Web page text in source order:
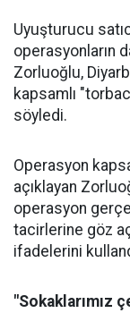
Uyuşturucu
operasyonların
Zorluoğlu,
kapsamlı
söyledi.
Operasyon
açıklayan
operasyon
tacirlerine göz
ifadelerini
"Sokaklarımız